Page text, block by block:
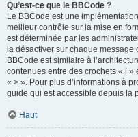
Qu’est-ce que le BBCode ?
Le BBCode est une
meilleur contrôle sur la mise en
est déterminée par les
la désactiver sur chaque
BBCode est similaire à
contenues entre des crochets « [ »
« > ». Pour plus d’informations à
guide qui est accessible depuis la
Haut